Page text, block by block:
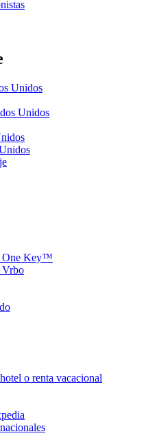
Unidos
Unidos
One Key™
Vrbo
o renta vacacional